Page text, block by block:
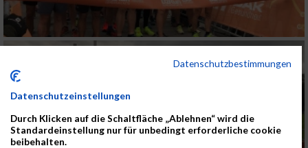
Datenschutzbestimmungen
Datenschutzeinstellungen
Durch Klicken auf die Schaltfläche „Ablehnen“ wird die
Standardeinstellung nur für unbedingt erforderliche cookie
beibehalten.